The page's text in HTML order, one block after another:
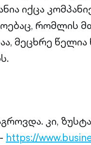
იქცა
რომლის
მეცხრე
კი,
https://